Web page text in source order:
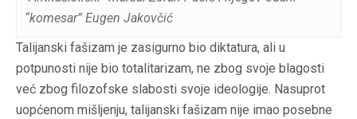
“komesar” Eugen Jakovčić
Talijanski fašizam je zasigurno bio diktatura, ali u
potpunosti nije bio totalitarizam, ne zbog svoje blagosti
već zbog filozofske slabosti svoje ideologije. Nasuprot
uopćenom mišljenju, talijanski fašizam nije imao posebne